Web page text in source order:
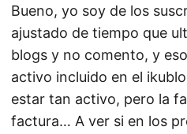
Bueno, yo soy de los
ajustado de tiempo que
blogs y no comento, y
activo incluido en el
estar tan activo, pero la
factura… A ver si en los